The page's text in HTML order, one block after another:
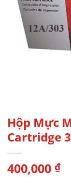
Hộp Mực
Cartridge
400,000 ₫